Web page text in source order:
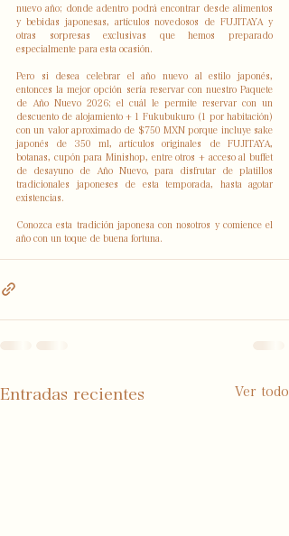
nuevo año; donde adentro podrá encontrar desde alimentos
y bebidas japonesas, artículos novedosos de FUJITAYA y
otras sorpresas exclusivas que hemos preparado
especialmente para esta ocasión.
Pero si desea celebrar el año nuevo al estilo japonés,
entonces la mejor opción sería reservar con nuestro Paquete
de Año Nuevo 2026; el cuál le permite reservar con un
descuento de alojamiento + 1 Fukubukuro (1 por habitación)
con un valor aproximado de $750 MXN porque incluye sake
japonés de 350 ml, artículos originales de FUJITAYA,
botanas, cupón para Minishop, entre otros + acceso al buffet
de desayuno de Año Nuevo, para disfrutar de platillos
tradicionales japoneses de esta temporada, hasta agotar
existencias.
Conozca esta tradición japonesa con nosotros y comience el
año con un toque de buena fortuna.
Entradas recientes Ver todo